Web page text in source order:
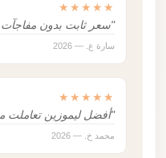
★★★★★
"سعر ثابت بدون مفاجآت.
سارة ع. — 2026
★★★★★
"أفضل ليموزين تعاملت
محمد خ. — 2026